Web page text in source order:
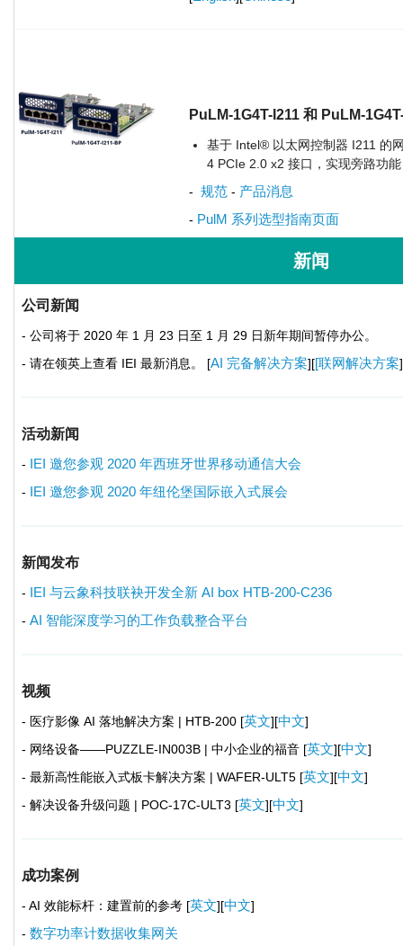
PuLM-1G4T-I211 和 PuLM-
基于 Intel® 以太网控制器 I211 的
4 PCIe 2.0 x2 接口，实现旁路功
- 规范 - 产品消息
- PulM 系列选型指南页面
新闻
公司新闻
- 公司将于 2020 年 1 月 23 日至 1 月 29 日新年期间暂停办公。
- 请在领英上查看 IEI 最新消息。 [AI 完备解决方案][[联网解决方案
活动新闻
- IEI 邀您参观 2020 年西班牙世界移动通信大会
- IEI 邀您参观 2020 年纽伦堡国际嵌入式展会
新闻发布
- IEI 与云象科技联袂开发全新 AI box HTB-200-C236
- AI 智能深度学习的工作负载整合平台
视频
- 医疗影像 AI 落地解决方案 | HTB-200 [英文][中文]
- 网络设备——PUZZLE-IN003B | 中小企业的福音 [英文][中文]
- 最新高性能嵌入式板卡解决方案 | WAFER-ULT5 [英文][中文]
- 解决设备升级问题 | POC-17C-ULT3 [英文][中文]
成功案例
- AI 效能标杆：建置前的参考 [英文][中文]
- 数字功率计数据收集网关